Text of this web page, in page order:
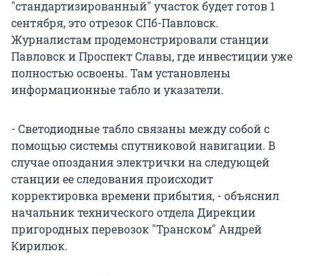
"стандартизированный" участок будет готов 1
сентября, это отрезок СПб-Павловск.
Журналистам продемонстрировали станции
Павловск и Проспект Славы, где инвестиции уже
полностью освоены. Там установлены
информационные табло и указатели.
- Светодиодные табло связаны между собой с
помощью системы спутниковой навигации. В
случае опоздания электрички на следующей
станции ее следования происходит
корректировка времени прибытия, - объяснил
начальник технического отдела Дирекции
пригородных перевозок "Транском" Андрей
Кирилюк.